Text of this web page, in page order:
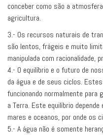
conceber como são a
agricultura.
3.- Os recursos naturais de
são lentos, frágeis e muito
manipulada com racionalidade,
4.- O equilíbrio e o futuro de
da água e de seus ciclos.
funcionando normalmente para
a Terra. Este equilíbrio
mares e oceanos, por onde os
5.- A água não é somente